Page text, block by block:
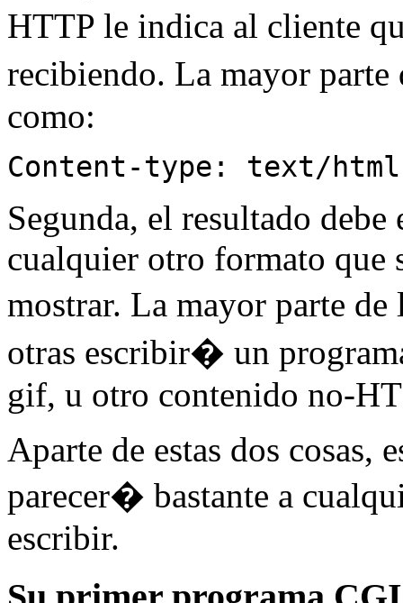
HTTP le indica al cliente
recibiendo. La mayor
como:
Content-type: text/html
Segunda, el resultado
cualquier otro formato que
mostrar. La mayor parte
otras escribir� un
gif, u otro contenido no-
Aparte de estas dos cosas,
parecer� bastante a
escribir.